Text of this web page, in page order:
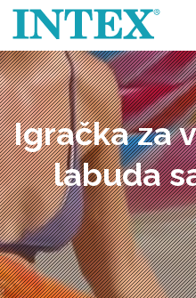
Igračka za
labuda